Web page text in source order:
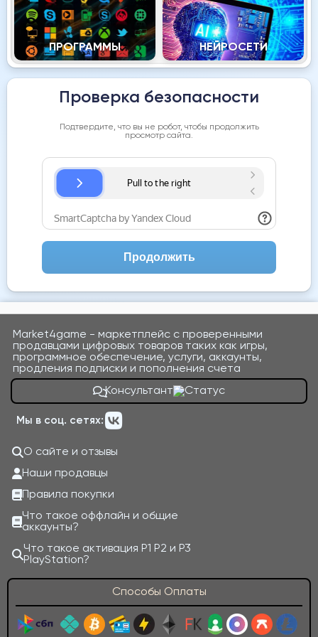
ПРОГРАММЫ НЕЙРОСЕТИ
Проверка безопасности
Подтвердите, что вы не робот, чтобы продолжить
просмотр сайта.
Продолжить
Market4game - маркетплейс с проверенными
продавцами цифровых товаров таких как игры,
программное обеспечение, услуги, аккаунты,
продления подписки и пополнения счета
Консультант
Мы в соц. сетях:
О сайте и отзывы
Наши продавцы
Правила покупки
Что такое оффлайн и общие
аккаунты?
Что такое активация P1 P2 и P3
PlayStation?
Способы Оплаты